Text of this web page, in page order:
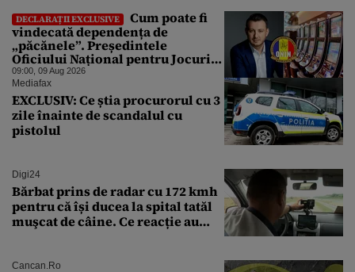
DECLARAȚII EXCLUSIVE
Cum poate fi
vindecată dependența de
„păcănele”. Președintele
Oficiului Național pentru Jocuri
de Noroc propune o ordonanță de
urgență istorică și explică
procedura de autoexcludere
unică
09:00, 09 Aug 2026
Mediafax
EXCLUSIV: Ce știa procurorul cu 3
zile înainte de scandalul cu
pistolul
Digi24
Bărbat prins de radar cu 172 kmh
pentru că își ducea la spital tatăl
muşcat de câine. Ce reacție au
Cancan.ro